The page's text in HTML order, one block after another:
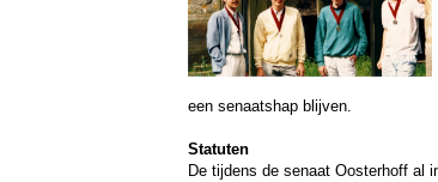
een senaatshap blijven.
Statuten
De tijdens de senaat Oosterhoff al